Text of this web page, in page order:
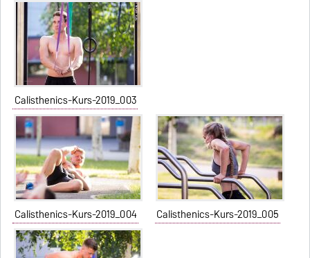
Calisthenics-Kurs-2019_003
Calisthenics-Kurs-2019_004 Calisthenics-Kurs-2019_005